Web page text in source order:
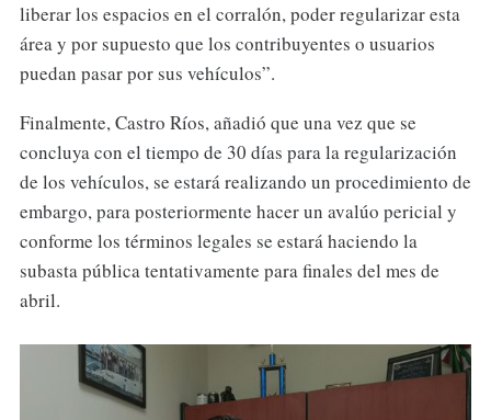
liberar los espacios en el corralón, poder regularizar esta
área y por supuesto que los contribuyentes o usuarios
puedan pasar por sus vehículos”.
Finalmente, Castro Ríos, añadió que una vez que se
concluya con el tiempo de 30 días para la regularización
de los vehículos, se estará realizando un procedimiento de
embargo, para posteriormente hacer un avalúo pericial y
conforme los términos legales se estará haciendo la
subasta pública tentativamente para finales del mes de
abril.